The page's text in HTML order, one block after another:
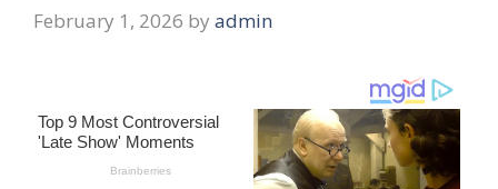
February 1, 2026 by admin